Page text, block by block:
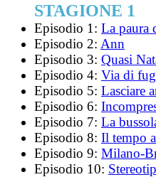
STAGIONE 1
Episodio 1: La paura
Episodio 2: Ann
Episodio 3: Quasi
Episodio 4: Via di
Episodio 5: Lasciare
Episodio 6:
Episodio 7: La
Episodio 8: Il tempo
Episodio 9: Milano-
Episodio 10: